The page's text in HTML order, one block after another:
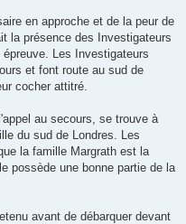
en approche et de la peur de
la présence des Investigateurs
Les Investigateurs
et font route au sud de
cocher attitré.
au secours, se trouve à
du sud de Londres. Les
la famille Margrath est la
possède une bonne partie de la
avant de débarquer devant